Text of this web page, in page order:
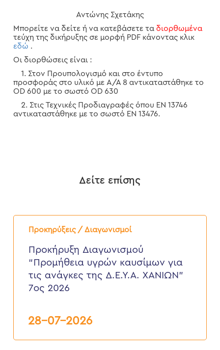
Αντώνης Σχετάκης
Μπορείτε να δείτε ή να κατεβάσετε τα διορθωμένα
τεύχη της δικήρυξης σε μορφή PDF κάνοντας κλικ
εδώ .
Οι διορθώσεις είναι :
1. Στον Προυπολογισμό και στο έντυπο
προσφοράς στο υλικό με Α/Α 8 αντικαταστάθηκε το
OD 600 με το σωστό OD 630
2. Στις Τεχνικές Προδιαγραφές όπου ΕΝ 13746
αντικαταστάθηκε με το σωστό ΕΝ 13476.
Δείτε επίσης
Προκηρύξεις / Διαγωνισμοί
Προκήρυξη
Διαγωνισμού
υγρών
καυσίμων
ανάγκες
2026
Προκήρυξη Διαγωνισμού
“Προμήθεια υγρών καυσίμων για
τις ανάγκες της Δ.Ε.Υ.Α. ΧΑΝΙΩΝ”
7ος 2026
28-07-2026